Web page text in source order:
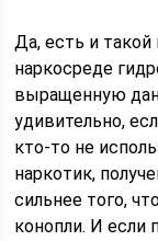
Да, есть и
наркосреде
выращенную
удивительно,
кто-то не
наркотик,
сильнее того,
конопли. И если